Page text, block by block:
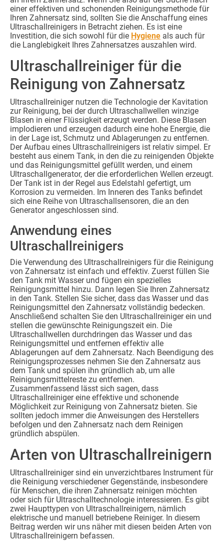
einer effektiven und schonenden Reinigungsmethode für
Ihren Zahnersatz sind, sollten Sie die Anschaffung eines
Ultraschallreinigers in Betracht ziehen. Es ist eine
Investition, die sich sowohl für die Hygiene als auch für
die Langlebigkeit Ihres Zahnersatzes auszahlen wird.
Ultraschallreiniger für die
Reinigung von Zahnersatz
Ultraschallreiniger nutzen die Technologie der Kavitation
zur Reinigung, bei der durch Ultraschallwellen winzige
Blasen in einer Flüssigkeit erzeugt werden. Diese Blasen
implodieren und erzeugen dadurch eine hohe Energie, die
in der Lage ist, Schmutz und Ablagerungen zu entfernen.
Der Aufbau eines Ultraschallreinigers ist relativ simpel. Er
besteht aus einem Tank, in den die zu reinigenden Objekte
und das Reinigungsmittel gefüllt werden, und einem
Ultraschallgenerator, der die erforderlichen Wellen erzeugt.
Der Tank ist in der Regel aus Edelstahl gefertigt, um
Korrosion zu vermeiden. Im Inneren des Tanks befindet
sich eine Reihe von Ultraschallsensoren, die an den
Generator angeschlossen sind.
Anwendung eines
Ultraschallreinigers
Die Verwendung des Ultraschallreinigers für die Reinigung
von Zahnersatz ist einfach und effektiv. Zuerst füllen Sie
den Tank mit Wasser und fügen ein spezielles
Reinigungsmittel hinzu. Dann legen Sie Ihren Zahnersatz
in den Tank. Stellen Sie sicher, dass das Wasser und das
Reinigungsmittel den Zahnersatz vollständig bedecken.
Anschließend schalten Sie den Ultraschallreiniger ein und
stellen die gewünschte Reinigungszeit ein. Die
Ultraschallwellen durchdringen das Wasser und das
Reinigungsmittel und entfernen effektiv alle
Ablagerungen auf dem Zahnersatz. Nach Beendigung des
Reinigungsprozesses nehmen Sie den Zahnersatz aus
dem Tank und spülen ihn gründlich ab, um alle
Reinigungsmittelreste zu entfernen.
Zusammenfassend lässt sich sagen, dass
Ultraschallreiniger eine effektive und schonende
Möglichkeit zur Reinigung von Zahnersatz bieten. Sie
sollten jedoch immer die Anweisungen des Herstellers
befolgen und den Zahnersatz nach dem Reinigen
gründlich abspülen.
Arten von Ultraschallreinigern
Ultraschallreiniger sind ein unverzichtbares Instrument für
die Reinigung verschiedener Gegenstände, insbesondere
für Menschen, die ihren Zahnersatz reinigen möchten
oder sich für Ultraschalltechnologie interessieren. Es gibt
zwei Haupttypen von Ultraschallreinigern, nämlich
elektrische und manuell betriebene Reiniger. In diesem
Beitrag werden wir uns näher mit diesen beiden Arten von
Ultraschallreinigern befassen.